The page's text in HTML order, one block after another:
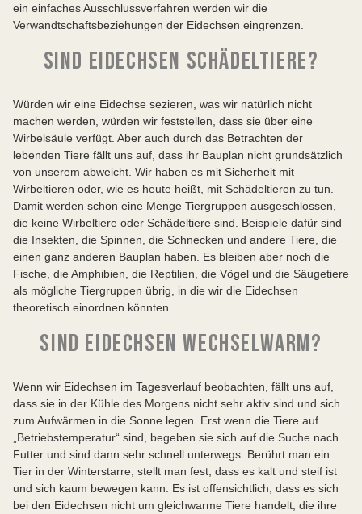
ein einfaches Ausschlussverfahren werden wir die
Verwandtschaftsbeziehungen der Eidechsen eingrenzen.
SIND EIDECHSEN SCHÄDELTIERE?
Würden wir eine Eidechse sezieren, was wir natürlich nicht
machen werden, würden wir feststellen, dass sie über eine
Wirbelsäule verfügt. Aber auch durch das Betrachten der
lebenden Tiere fällt uns auf, dass ihr Bauplan nicht grundsätzlich
von unserem abweicht. Wir haben es mit Sicherheit mit
Wirbeltieren oder, wie es heute heißt, mit Schädeltieren zu tun.
Damit werden schon eine Menge Tiergruppen ausgeschlossen,
die keine Wirbeltiere oder Schädeltiere sind. Beispiele dafür sind
die Insekten, die Spinnen, die Schnecken und andere Tiere, die
einen ganz anderen Bauplan haben. Es bleiben aber noch die
Fische, die Amphibien, die Reptilien, die Vögel und die Säugetiere
als mögliche Tiergruppen übrig, in die wir die Eidechsen
theoretisch einordnen könnten.
SIND EIDECHSEN WECHSELWARM?
Wenn wir Eidechsen im Tagesverlauf beobachten, fällt uns auf,
dass sie in der Kühle des Morgens nicht sehr aktiv sind und sich
zum Aufwärmen in die Sonne legen. Erst wenn die Tiere auf
„Betriebstemperatur“ sind, begeben sie sich auf die Suche nach
Futter und sind dann sehr schnell unterwegs. Berührt man ein
Tier in der Winterstarre, stellt man fest, dass es kalt und steif ist
und sich kaum bewegen kann. Es ist offensichtlich, dass es sich
bei den Eidechsen nicht um gleichwarme Tiere handelt, die ihre